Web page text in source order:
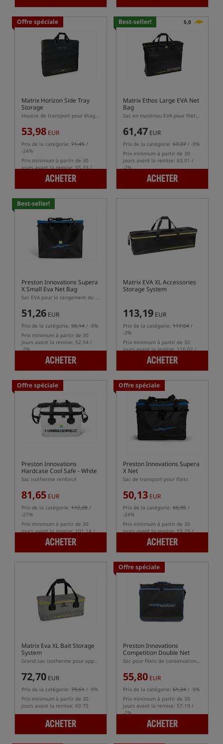
Offre spéciale
Matrix Horizon Side Tray
Storage
Housse de transport pour étagères et plateaux latéraux
53,98 EUR
Prix de la catégorie: 71,45 /
-24%
Prix minimum à partir de 30
jours avant la remise: 55.33 /
ACHETER
Best-seller! 5,0
Matrix Ethos Large EVA Net
Bag
Sac en matériau EVA pour filets de stockage de poissons
61,47 EUR
Prix de la catégorie: 67,37 / -9%
Prix minimum à partir de 30
jours avant la remise: 63.01 /
-2%
ACHETER
Best-seller!
Preston Innovations Supera
X Small Eva Net Bag
Sac EVA pour le rangement du filet
51,26 EUR
Prix de la catégorie: 56,14 / -9%
Prix minimum à partir de 30
jours avant la remise: 52.54 /
-2%
ACHETER
Matrix EVA XL Accessories
Storage System
113,19 EUR
Prix de la catégorie: 117,04 /
-3%
Prix minimum à partir de 30
jours avant la remise: 116.02 /
ACHETER
Offre spéciale
Preston Innovations
Hardcase Cool Safe - White
Sac isotherme renforcé
81,65 EUR
Prix de la catégorie: 112,28 /
-27%
Prix minimum à partir de 30
jours avant la remise: 101.14 /
ACHETER
Offre spéciale
Preston Innovations Supera
X Net
Sac de transport pour filets
50,13 EUR
Prix de la catégorie: 66,35 /
-24%
Prix minimum à partir de 30
jours avant la remise: 59.29 /
ACHETER
Matrix Eva XL Bait Storage
System
Grand sac isotherme pour appâts en matériau EVA
72,70 EUR
Prix de la catégorie: 79,61 / -9%
Prix minimum à partir de 30
jours avant la remise: 69.75
ACHETER
Offre spéciale
Preston Innovations
Competition Double Net
Bag
Sac pour filets de conservation des poissons
55,80 EUR
Prix de la catégorie: 61,24 / -9%
Prix minimum à partir de 30
jours avant la remise: 57.19 /
-2%
ACHETER